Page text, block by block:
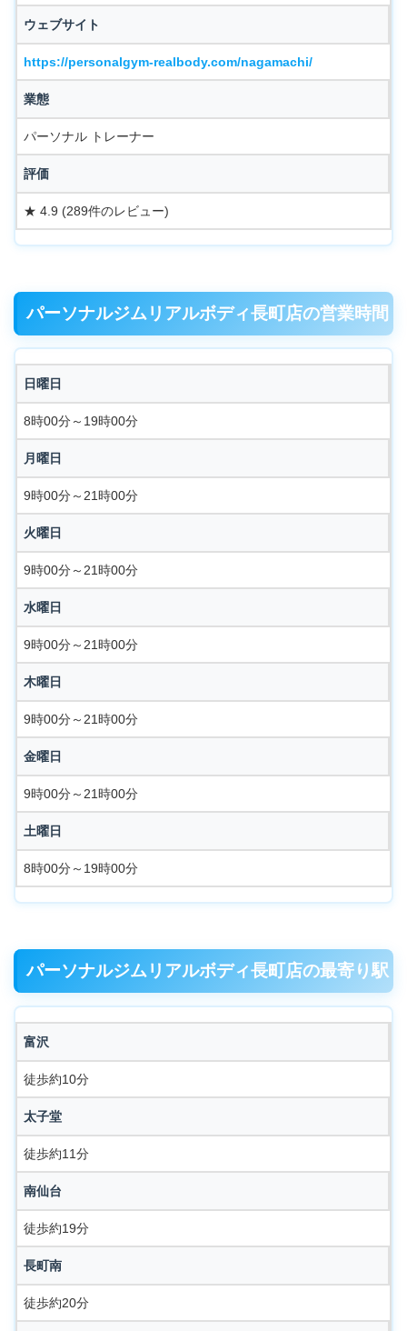
ウェブサイト
https://personalgym-realbody.com/nagamachi/
業態
パーソナル トレーナー
評価
★ 4.9 (289件のレビュー)
パーソナルジムリアルボディ長町店の営業時間
日曜日
8時00分～19時00分
月曜日
9時00分～21時00分
火曜日
9時00分～21時00分
水曜日
9時00分～21時00分
木曜日
9時00分～21時00分
金曜日
9時00分～21時00分
土曜日
8時00分～19時00分
パーソナルジムリアルボディ長町店の最寄り駅
富沢
徒歩約10分
太子堂
徒歩約11分
南仙台
徒歩約19分
長町南
徒歩約20分